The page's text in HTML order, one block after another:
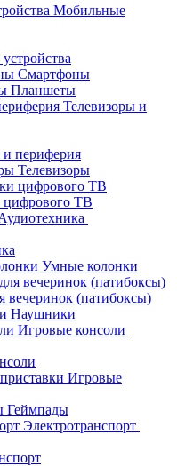
Мобильные
Смартфоны
Планшеты
Телевизоры и
и периферия
Телевизоры
ТВ
Умные колонки
вечеринок (патибоксы)
Наушники
Игровые консоли
Игровые
Геймпады
Электротранспорт